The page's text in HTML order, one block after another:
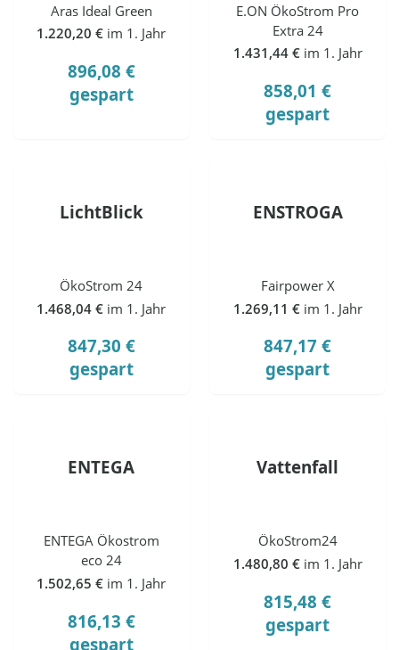
Aras Ideal Green
1.220,20 € im 1. Jahr
896,08 €
gespart
E.ON ÖkoStrom Pro
Extra 24
1.431,44 € im 1. Jahr
858,01 €
gespart
LichtBlick
ÖkoStrom 24
1.468,04 € im 1. Jahr
847,30 €
gespart
ENSTROGA
Fairpower X
1.269,11 € im 1. Jahr
847,17 €
gespart
ENTEGA
ENTEGA Ökostrom
eco 24
1.502,65 € im 1. Jahr
816,13 €
gespart
Vattenfall
ÖkoStrom24
1.480,80 € im 1. Jahr
815,48 €
gespart